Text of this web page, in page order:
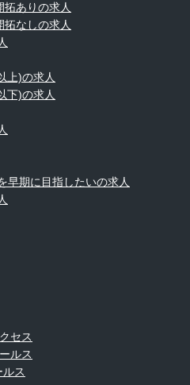
ありの求人
なしの求人
上)の求人
下)の求人
早期に目指したいの求人
セス
ルス
ス